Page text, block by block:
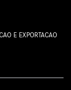
E EXPORTACAO